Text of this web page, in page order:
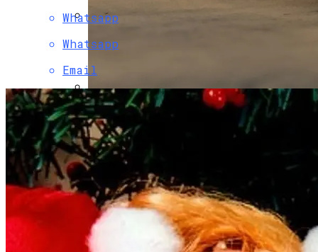
В Свободе Объяснили Низкий Процент
На Выборах В Раду
В Украину Может Хлынуть Поток
Дешевых Авто Из США: В Чем Подвох
Whatsapp
Whatsapp
Email